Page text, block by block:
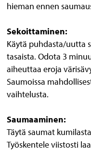
hieman ennen
Sekoittaminen:
Käytä puhdasta/uutta
tasaista. Odota 3
aiheuttaa eroja
Saumoissa
vaihtelusta.
Saumaaminen:
Täytä saumat
Työskentele viistosti